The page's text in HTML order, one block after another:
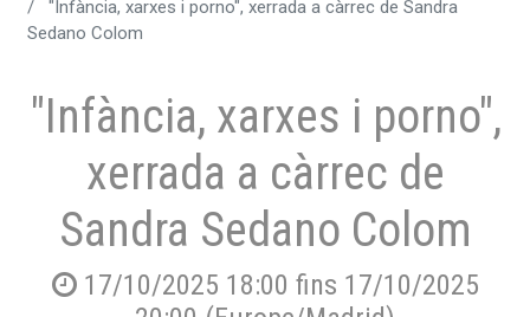
"Infància, xarxes i porno", xerrada a càrrec de Sandra
Sedano Colom
"Infància, xarxes i porno",
xerrada a càrrec de
Sandra Sedano Colom
17/10/2025 18:00 fins 17/10/2025